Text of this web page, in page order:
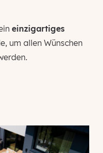
einzigartiges
um allen Wünschen